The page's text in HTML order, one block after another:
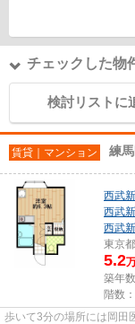
チェックした物
検討リストに
賃貸｜マンション 練
西武
西武
西武
東京都
5.2
築年
階数
歩いて3分の場所には岡田